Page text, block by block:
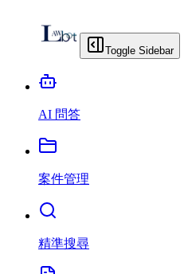
Toggle Sidebar
AI 問答
案件管理
精準搜尋